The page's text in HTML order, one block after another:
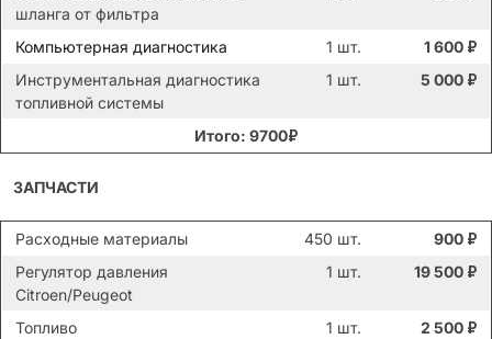
шланга от фильтра
Компьютерная диагностика 1 шт. 1 600 ₽
Инструментальная диагностика
топливной системы
1 шт. 5 000 ₽
Итого: 9700₽
ЗАПЧАСТИ
Расходные материалы 450 шт. 900 ₽
Регулятор давления
Citroen/Peugeot
1 шт. 19 500 ₽
Топливо 1 шт. 2 500 ₽